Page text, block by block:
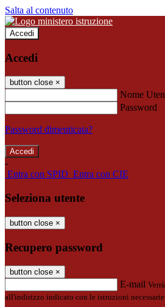
Salta al contenuto
Accedi
Accedi
button close ×
Nome
Password
Password dimenticata?
-
Entra con SPID Entra con CIE
Seleziona utente
button close ×
Recupero password
button close ×
E-mail
all'indirizzo indicato con le istruzioni